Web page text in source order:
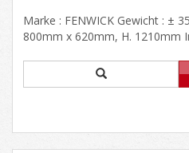
Marke : FENWICK Gewicht : ±
800mm x 620mm, H. 1210mm